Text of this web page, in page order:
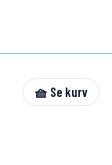
🧺 Se kurv